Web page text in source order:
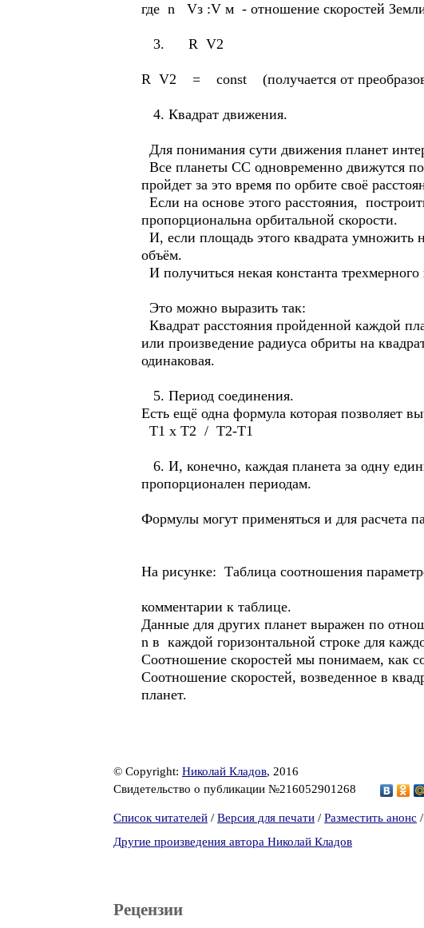
где n Vз :V м - отношение скоростей
3. R V2
R V2 = const (получается от
4. Квадрат движения.
Для понимания сути движения планет
Все планеты СС одновременно движутся
пройдет за это время по орбите своё
Если на основе этого расстояния,
пропорциональна орбитальной скорости.
И, если площадь этого квадрата умножить
объём.
И получиться некая константа трехмерного
Это можно выразить так:
Квадрат расстояния пройденной каждой
или произведение радиуса обриты на
одинаковая.
5. Период соединения.
Есть ещё одна формула которая позволяет
Т1 х Т2 / Т2-Т1
6. И, конечно, каждая планета за одну
пропорционален периодам.
Формулы могут применяться и для расчета
На рисунке: Таблица соотношения
комментарии к таблице.
Данные для других планет выражен по
n в каждой горизонтальной строке для
Соотношение скоростей мы понимаем, как
Соотношение скоростей, возведенное в
планет.
© Copyright: Николай Кладов, 2016
Свидетельство о публикации №216052901268
Список читателей / Версия для печати / Разместить анонс /
Другие произведения автора Николай Кладов
Рецензии